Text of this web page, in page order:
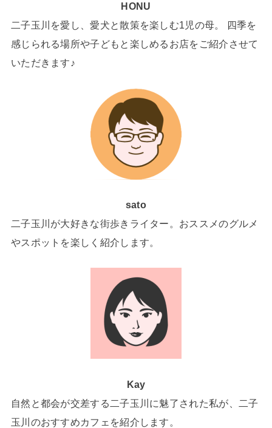
HONU
二子玉川を愛し、愛犬と散策を楽しむ1児の母。 四季を
感じられる場所や子どもと楽しめるお店をご紹介させて
いただきます♪
sato
二子玉川が大好きな街歩きライター。おススメのグルメ
やスポットを楽しく紹介します。
Kay
自然と都会が交差する二子玉川に魅了された私が、二子
玉川のおすすめカフェを紹介します。